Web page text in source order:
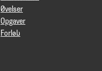
Øvelser
Opgaver
Forløb